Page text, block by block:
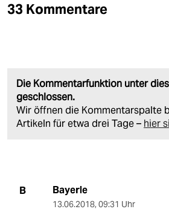
33 Kommentare
Die Kommentarfunktion unter
geschlossen.
Wir öffnen die Kommentarspalte
Artikeln für etwa drei Tage – hier
B Bayerle
13.06.2018, 09:31 Uhr